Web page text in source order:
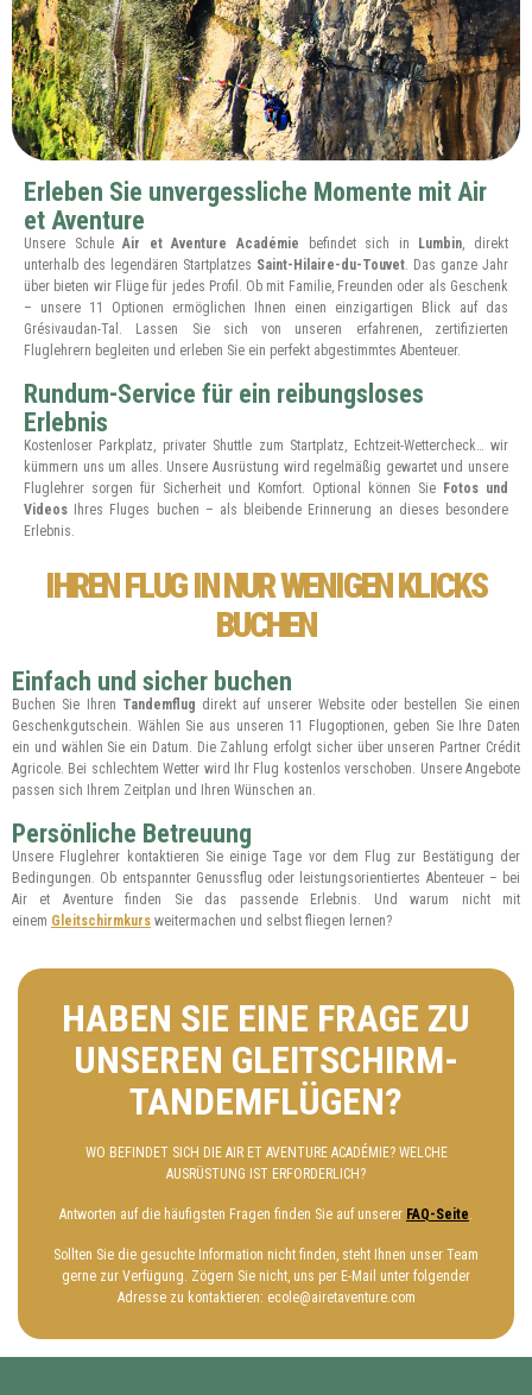
Erleben Sie unvergessliche Momente mit Air
et Aventure
Unsere SchuleAir et Aventure Académie befindet sich in Lumbin, direkt
unterhalb des legendären Startplatzes Saint-Hilaire-du-Touvet. Das ganze Jahr
über bieten wir Flüge für jedes Profil. Ob mit Familie, Freunden oder als Geschenk
– unsere 11 Optionen ermöglichen Ihnen einen einzigartigen Blick auf das
Grésivaudan-Tal. Lassen Sie sich von unseren erfahrenen, zertifizierten
Fluglehrern begleiten und erleben Sie ein perfekt abgestimmtes Abenteuer.
Rundum-Service für ein reibungsloses
Erlebnis
Kostenloser Parkplatz, privater Shuttle zum Startplatz, Echtzeit-Wettercheck… wir
kümmern uns um alles. Unsere Ausrüstung wird regelmäßig gewartet und unsere
Fluglehrer sorgen für Sicherheit und Komfort. Optional können Sie Fotos und
Videos Ihres Fluges buchen – als bleibende Erinnerung an dieses besondere
Erlebnis.
IHREN FLUG IN NUR WENIGEN KLICKS
BUCHEN
Einfach und sicher buchen
Buchen Sie Ihren Tandemflug direkt auf unserer Website oder bestellen Sie einen
Geschenkgutschein. Wählen Sie aus unseren 11 Flugoptionen, geben Sie Ihre Daten
ein und wählen Sie ein Datum. Die Zahlung erfolgt sicher über unseren Partner Crédit
Agricole. Bei schlechtem Wetter wird Ihr Flug kostenlos verschoben. Unsere Angebote
passen sich Ihrem Zeitplan und Ihren Wünschen an.
Persönliche Betreuung
Unsere Fluglehrer kontaktieren Sie einige Tage vor dem Flug zur Bestätigung der
Bedingungen. Ob entspannter Genussflug oder leistungsorientiertes Abenteuer – bei
Air et Aventure finden Sie das passende Erlebnis. Und warum nicht mit
einem Gleitschirmkurs weitermachen und selbst fliegen lernen?
HABEN SIE EINE FRAGE ZU
UNSEREN GLEITSCHIRM-
TANDEMFLÜGEN?
WO BEFINDET SICH DIE AIR ET AVENTURE ACADÉMIE? WELCHE
AUSRÜSTUNG IST ERFORDERLICH?
Antworten auf die häufigsten Fragen finden Sie auf unserer FAQ-Seite.
Sollten Sie die gesuchte Information nicht finden, steht Ihnen unser Team
gerne zur Verfügung. Zögern Sie nicht, uns per E-Mail unter folgender
Adresse zu kontaktieren: ecole@airetaventure.com